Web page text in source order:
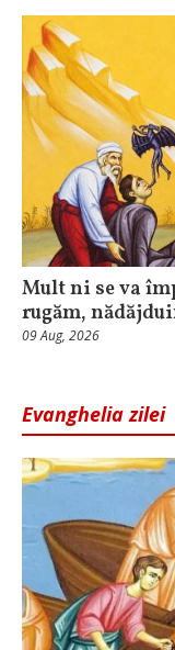
Mult ni se va
rugăm,
09 Aug, 2026
Evanghelia zilei